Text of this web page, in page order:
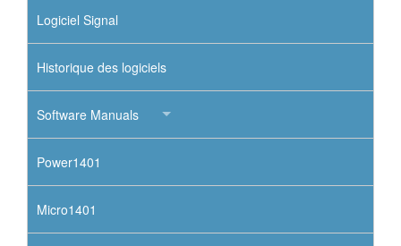
Logiciel Signal
Historique des logiciels
Software Manuals
Power1401
Micro1401